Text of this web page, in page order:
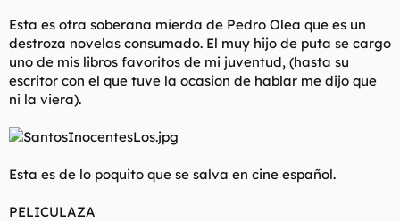
Esta es otra soberana mierda de Pedro Olea que es un
destroza novelas consumado. El muy hijo de puta se cargo
uno de mis libros favoritos de mi juventud, (hasta su
escritor con el que tuve la ocasion de hablar me dijo que
ni la viera).
Esta es de lo poquito que se salva en cine español.
PELICULAZA